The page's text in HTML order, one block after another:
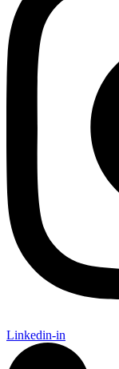
Linkedin-in